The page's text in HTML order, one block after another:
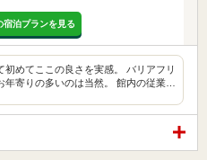
宿泊プランを見る
初めてここの良さを実感。 バリアフリ
年寄りの多いのは当然。 館内の従業…